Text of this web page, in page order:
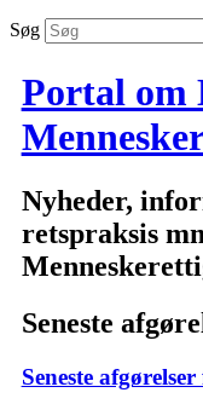
Søg
Portal om
Nyheder,
retspraksis
Seneste
Seneste